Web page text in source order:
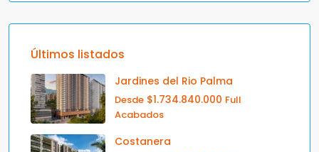
Últimos listados
Jardines del Rio Palma
Desde $1.734.840.000 Full
Acabados
Costanera